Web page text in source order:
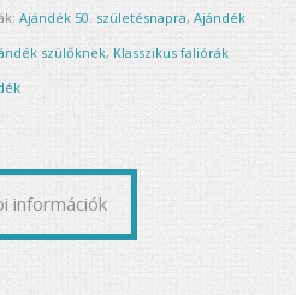
Ajándék 50. születésnapra, Ajándék
szülőknek, Klasszikus faliórák
információk